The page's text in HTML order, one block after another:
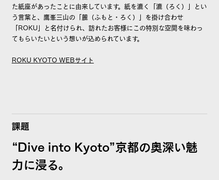
た紙座があったことに由来しています。紙を漉く「漉（ろく）」とい
う言葉と、鷹峯三山の「麓（ふもと・ろく）」を掛け合わせ
「ROKU」と名付けられ、訪れたお客様にこの特別な空間を味わっ
てもらいたいという想いが込められています。
ROKU KYOTO WEBサイト
課題
“Dive into Kyoto”京都の奥深い魅
力に浸る。